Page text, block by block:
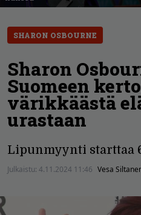
SHARON OSBOURNE
Sharon
Suomeen
värikkäästä
urastaan
Lipunmyynti starttaa
Julkaistu: 4.11.2024 11:46 Vesa